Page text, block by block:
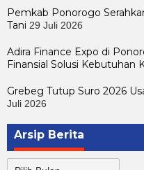
Pemkab Ponorogo
Tani 29 Juli 2026
Adira Finance Expo di
Finansial Solusi Kebutuhan
Grebeg Tutup Suro 2026
Juli 2026
Arsip Berita